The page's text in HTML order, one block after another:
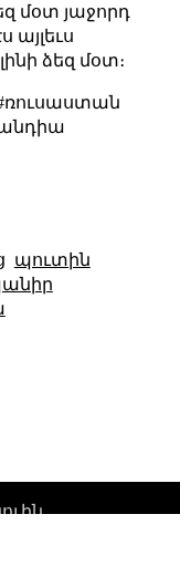
մօտ յաջորդ
այլեւս
ձեզ մօտ։
պուտին